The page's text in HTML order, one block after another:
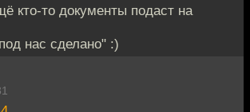
кто-то документы подаст на
нас сделано" :)